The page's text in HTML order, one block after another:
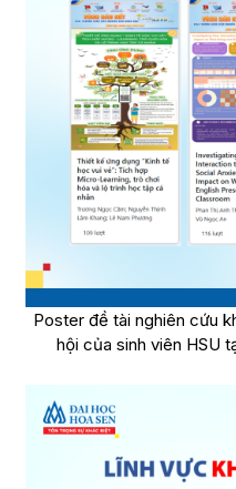
Poster đề tài nghiên cứu
hội của sinh viên HSU